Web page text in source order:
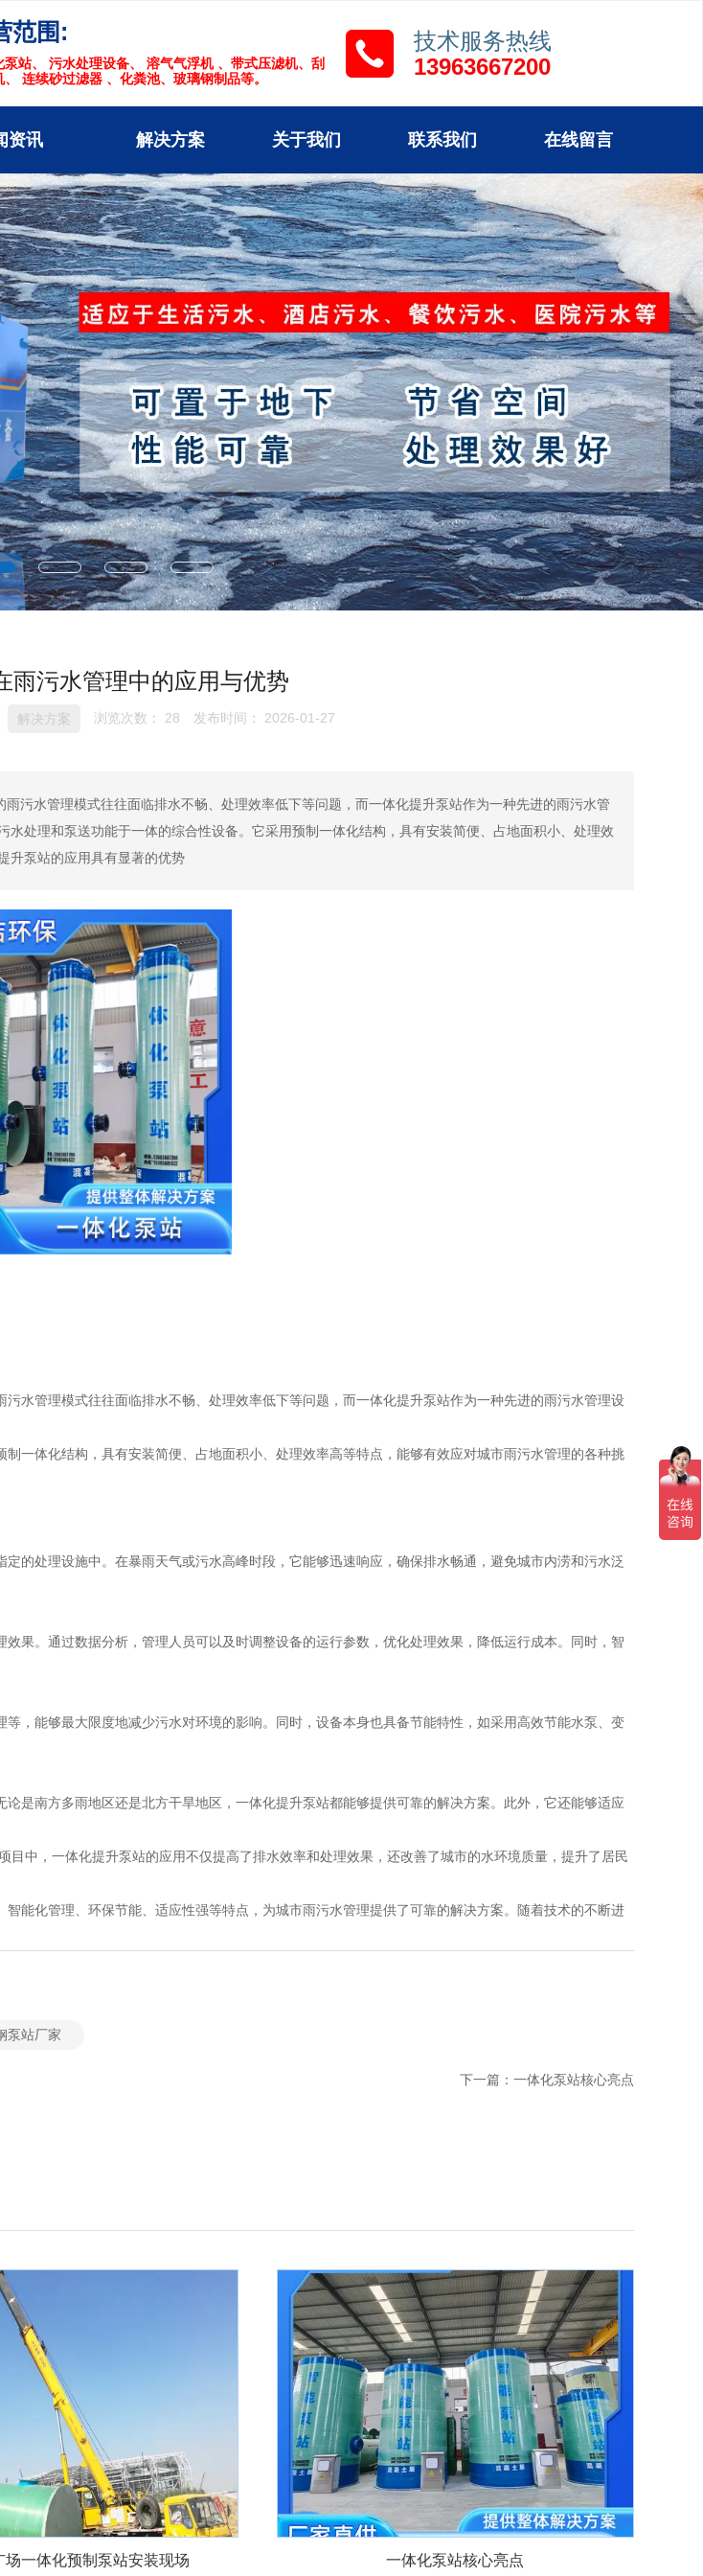
范围:
泵站、 污水处理设备、 溶气气浮机 、带式压滤机、刮
、 连续砂过滤器 、化粪池、玻璃钢制品等。
技术服务热线
13963667200
资讯 解决方案 关于我们 联系我们 在线留言
雨污水管理中的应用与优势
解决方案 浏览次数： 28 发布时间： 2026-01-27
污水管理模式往往面临排水不畅、处理效率低下等问题，而一体化提升泵站作为一种先进的雨污水管
处理和泵送功能于一体的综合性设备。它采用预制一体化结构，具有安装简便、占地面积小、处理效
升泵站的应用具有显著的优势
水管理模式往往面临排水不畅、处理效率低下等问题，而一体化提升泵站作为一种先进的雨污水管理设
一体化结构，具有安装简便、占地面积小、处理效率高等特点，能够有效应对城市雨污水管理的各种挑
的处理设施中。在暴雨天气或污水高峰时段，它能够迅速响应，确保排水畅通，避免城市内涝和污水泛
果。通过数据分析，管理人员可以及时调整设备的运行参数，优化处理效果，降低运行成本。同时，智
，能够最大限度地减少污水对环境的影响。同时，设备本身也具备节能特性，如采用高效节能水泵、变
是南方多雨地区还是北方干旱地区，一体化提升泵站都能够提供可靠的解决方案。此外，它还能够适应
中，一体化提升泵站的应用不仅提高了排水效率和处理效果，还改善了城市的水环境质量，提升了居民
能化管理、环保节能、适应性强等特点，为城市雨污水管理提供了可靠的解决方案。随着技术的不断进
泵站厂家
下一篇： 一体化泵站核心亮点
场一体化预制泵站安装现场 一体化泵站核心亮点